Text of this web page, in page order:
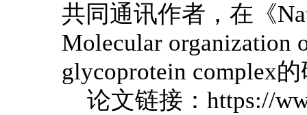
共同通讯作者，在《
Molecular organization
glycoprotein complex
论文链接：https://